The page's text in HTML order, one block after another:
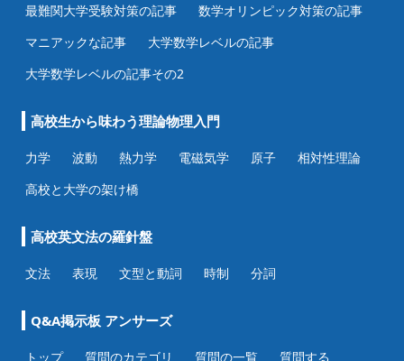
最難関大学受験対策の記事
数学オリンピック対策の記事
マニアックな記事
大学数学レベルの記事
大学数学レベルの記事その2
高校生から味わう理論物理入門
力学 波動 熱力学 電磁気学 原子
相対性理論
高校と大学の架け橋
高校英文法の羅針盤
文法 表現 文型と動詞 時制 分詞
Q&A掲示板 アンサーズ
トップ 質問のカテゴリ 質問の一覧 質問する